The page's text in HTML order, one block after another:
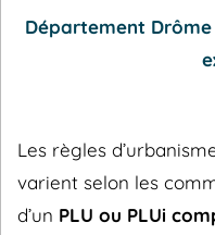
Département
Les règles
varient selon les
d’un PLU ou PLUi